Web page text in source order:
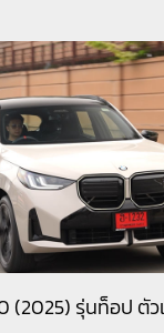
(2025) รุ่นท็อป ตั